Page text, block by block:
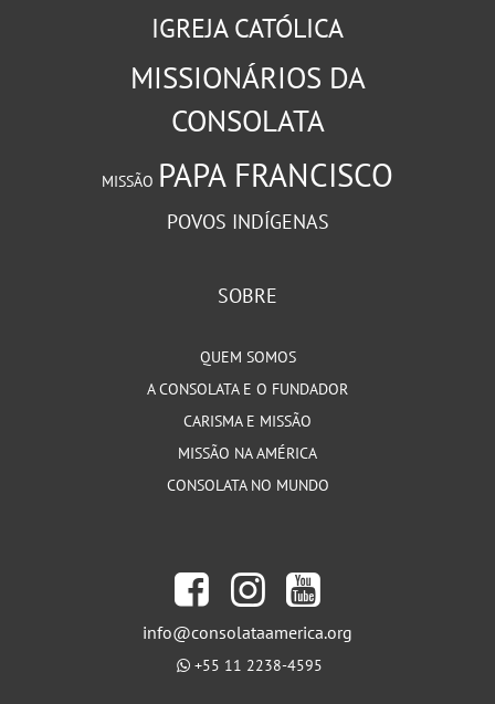
IGREJA CATÓLICA
MISSIONÁRIOS DA
CONSOLATA
MISSÃO PAPA FRANCISCO
POVOS INDÍGENAS
SOBRE
QUEM SOMOS
A CONSOLATA E O FUNDADOR
CARISMA E MISSÃO
MISSÃO NA AMÉRICA
CONSOLATA NO MUNDO
info@consolataamerica.org
+55 11 2238-4595